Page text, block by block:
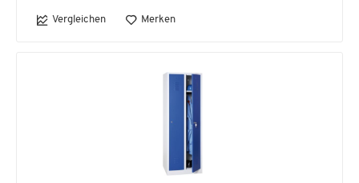
Vergleichen Merken